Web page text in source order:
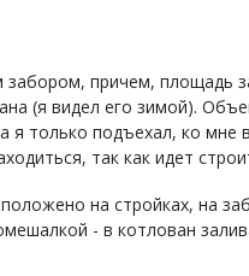
забором, причем, площадь
(я видел его зимой).
я только подъехал, ко
так как идет
на стройках, на
- в котлован